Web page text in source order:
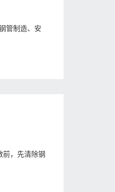
管制造、安
前，先清除钢